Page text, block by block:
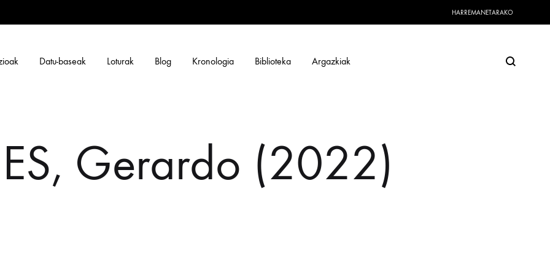
HARREMANETARAKO
Datu-baseak Loturak Blog Kronologia Biblioteka Argazkiak Search
Gerardo (2022)